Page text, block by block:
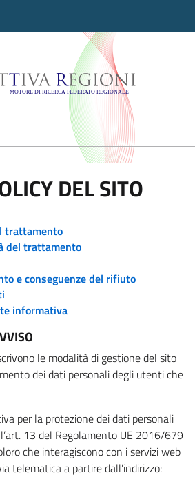
Regioni -
DEL SITO
trattamento
del trattamento
e conseguenze del rifiuto
informativa
le modalità di gestione del sito
dei dati personali degli utenti che
per la protezione dei dati personali
13 del Regolamento UE 2016/679
che interagiscono con i servizi web
telematica a partire dall’indirizzo: